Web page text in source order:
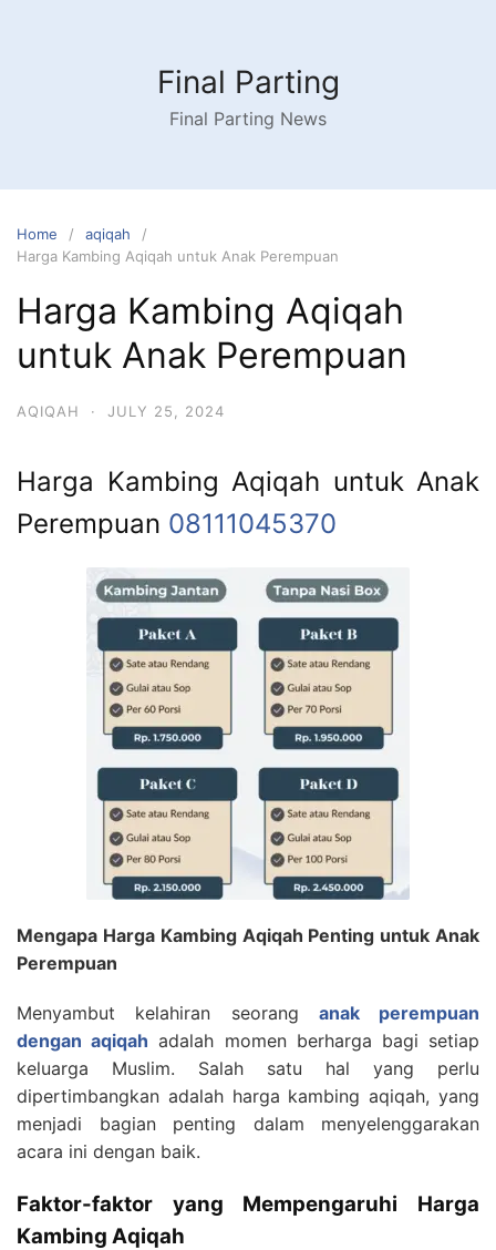
Final Parting
Final Parting News
Home
aqiqah
Harga Kambing Aqiqah untuk Anak Perempuan
Harga Kambing Aqiqah
untuk Anak Perempuan
AQIQAH · JULY 25, 2024
Harga Kambing Aqiqah untuk Anak
Perempuan 08111045370
Mengapa Harga Kambing Aqiqah Penting untuk Anak
Perempuan
Menyambut kelahiran seorang anak perempuan
dengan aqiqah adalah momen berharga bagi setiap
keluarga Muslim. Salah satu hal yang perlu
dipertimbangkan adalah harga kambing aqiqah, yang
menjadi bagian penting dalam menyelenggarakan
acara ini dengan baik.
Faktor-faktor yang Mempengaruhi Harga
Kambing Aqiqah